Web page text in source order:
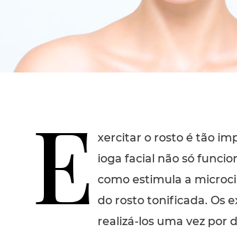
E
xercitar o rosto é tão
ioga facial não só
como estimula a
do rosto tonificada. Os
realizá-los uma vez por